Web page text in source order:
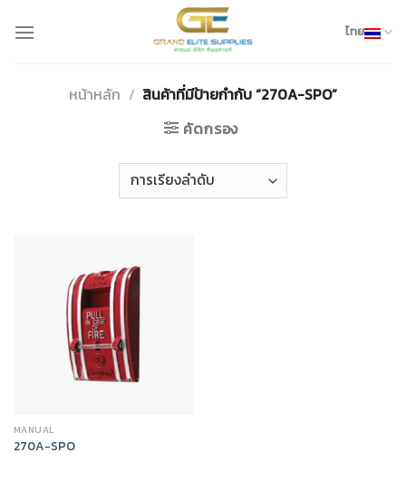
ไทย
หน้าหลัก / สินค้าที่มีป้ายกำกับ “270A-SPO”
คัดกรอง
MANUAL
270A-SPO